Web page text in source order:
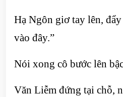
Hạ Ngôn giơ tay lên,
vào đây.”
Nói xong cô bước lên
Văn Liễm đứng tại chỗ,